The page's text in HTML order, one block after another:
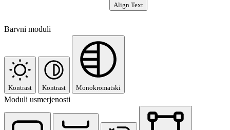
Align Text
Barvni moduli
Kontrast Kontrast Monokromatski
Moduli usmerjenosti